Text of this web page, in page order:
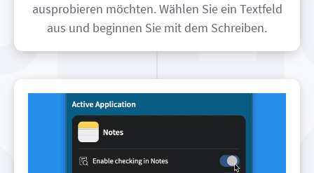
ausprobieren möchten. Wählen Sie ein Textfeld
aus und beginnen Sie mit dem Schreiben.